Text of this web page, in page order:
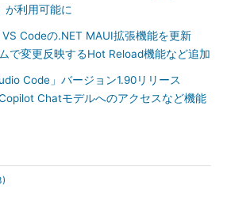
が利用可能に
Codeの.NET MAUI拡張機能を更新
で変更反映するHot Reload機能など追加
Code」バージョン1.90リリース
Copilot Chatモデルへのアクセスなど機能